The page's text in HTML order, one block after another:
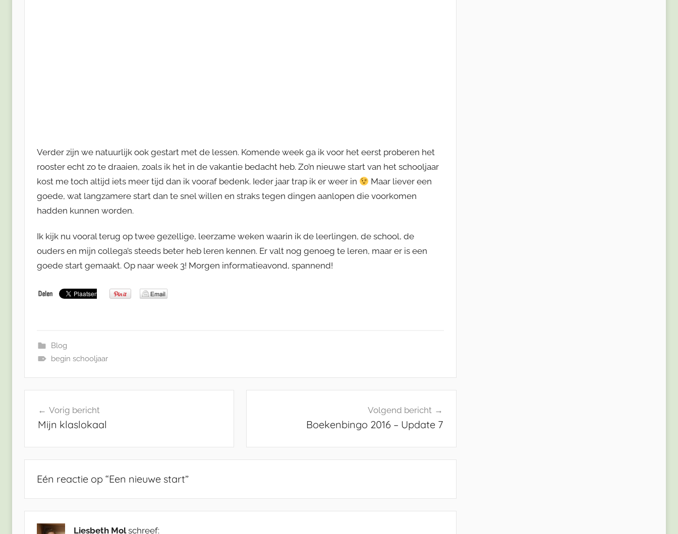
Verder zijn we natuurlijk ook gestart met de lessen. Komende week ga ik voor het eerst proberen het
rooster echt zo te draaien, zoals ik het in de vakantie bedacht heb. Zo’n nieuwe start van het schooljaar
kost me toch altijd iets meer tijd dan ik vooraf bedenk. Ieder jaar trap ik er weer in
Maar liever een
goede, wat langzamere start dan te snel willen en straks tegen dingen aanlopen die voorkomen
hadden kunnen worden.
Ik kijk nu vooral terug op twee gezellige, leerzame weken waarin ik de leerlingen, de school, de
ouders en mijn collega’s steeds beter heb leren kennen. Er valt nog genoeg te leren, maar er is een
goede start gemaakt. Op naar week 3! Morgen informatieavond, spannend!
Blog
begin schooljaar
navigatie
Vorig bericht
Mijn klaslokaal
Volgend bericht
Boekenbingo 2016 – Update 7
Eén reactie op “Een nieuwe start”
Liesbeth Mol schreef: